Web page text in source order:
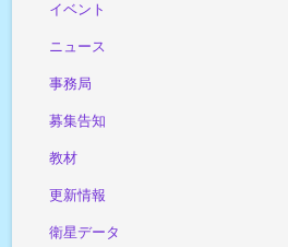
イベント
ニュース
事務局
募集告知
教材
更新情報
衛星データ